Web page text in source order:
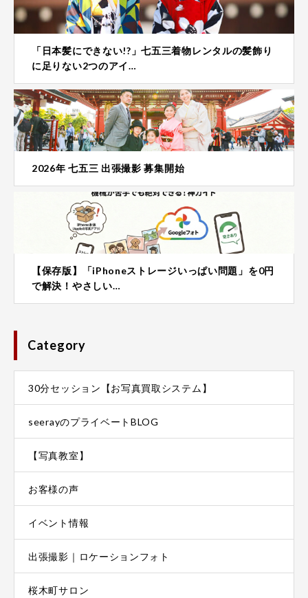
「日本髪にできない!?」七五三着物レンタルの髪飾り
に足りない2つのアイ…
2026年 七五三 出張撮影 募集開始
【保存版】「iPhoneストレージいっぱい問題」を0円
で解決！やさしい…
Category
30分セッション【お写真買取システム】
seerayのプライベートBLOG
【写真教室】
お客様の声
イベント情報
出張撮影｜ロケーションフォト
桜木町サロン